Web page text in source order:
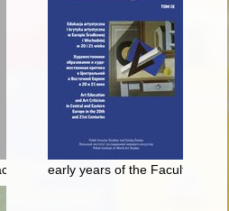
folwarku Turzonowskiego nad
early years of the Faculty of